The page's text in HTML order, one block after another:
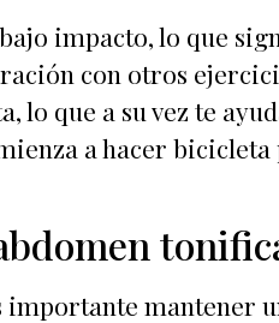
impacto, lo que
con otros
que a su vez te
a hacer
mantener